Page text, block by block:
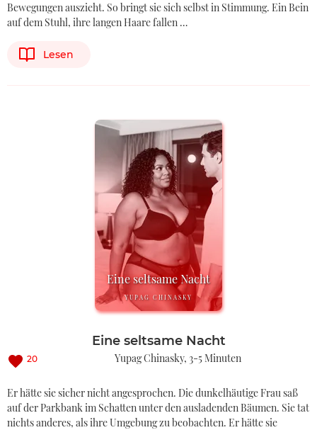
Bewegungen auszieht. So bringt sie sich selbst in Stimmung. Ein Bein
auf dem Stuhl, ihre langen Haare fallen …
Lesen
Eine seltsame Nacht
YUPAG CHINASKY
Eine seltsame Nacht
20 Yupag Chinasky 3-5 Minuten
Er hätte sie sicher nicht angesprochen. Die dunkelhäutige Frau saß
auf der Parkbank im Schatten unter den ausladenden Bäumen. Sie tat
nichts anderes, als ihre Umgebung zu beobachten. Er hätte sie